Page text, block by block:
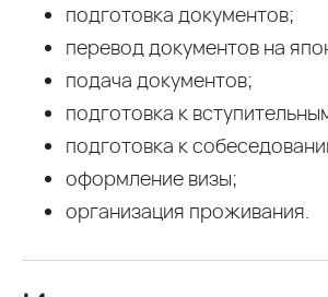
подготовка документов;
перевод документов на
подача документов;
подготовка к
подготовка к
оформление визы;
организация проживания.